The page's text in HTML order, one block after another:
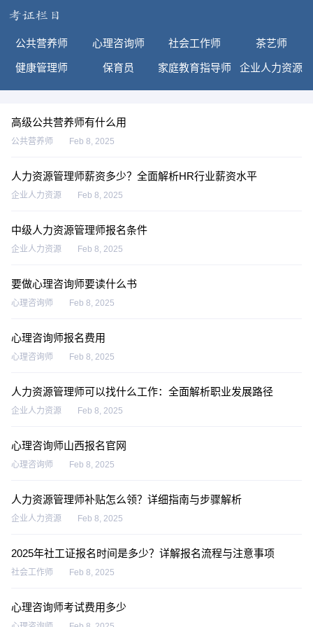
公共营养师 心理咨询师 社会工作师 茶艺师
健康管理师 保育员 家庭教育指导师 企业人力资源
高级公共营养师有什么用
公共营养师 Feb 8, 2025
人力资源管理师薪资多少？全面解析HR行业薪资水平
企业人力资源 Feb 8, 2025
中级人力资源管理师报名条件
企业人力资源 Feb 8, 2025
要做心理咨询师要读什么书
心理咨询师 Feb 8, 2025
心理咨询师报名费用
心理咨询师 Feb 8, 2025
人力资源管理师可以找什么工作：全面解析职业发展路径
企业人力资源 Feb 8, 2025
心理咨询师山西报名官网
心理咨询师 Feb 8, 2025
人力资源管理师补贴怎么领？详细指南与步骤解析
企业人力资源 Feb 8, 2025
2025年社工证报名时间是多少？详解报名流程与注意事项
社会工作师 Feb 8, 2025
心理咨询师考试费用多少